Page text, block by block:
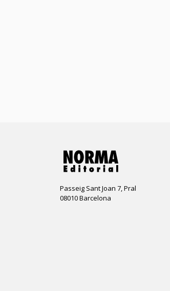
Passeig Sant Joan 7, Pral
08010 Barcelona